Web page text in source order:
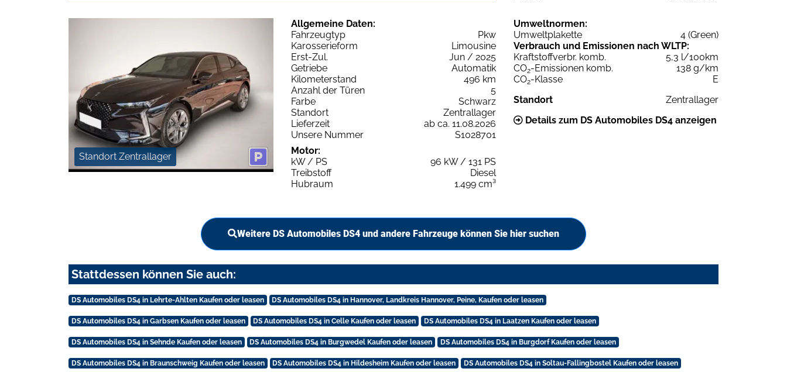
Standort Zentrallager
Allgemeine Daten:
Fahrzeugtyp
Pkw
Karosserieform
Limousine
Erst-Zul.
Jun / 2025
Getriebe
Automatik
Kilometerstand
496 km
Anzahl der Türen
5
Farbe
Schwarz
Standort
Zentrallager
Lieferzeit
ab ca. 11.08.2026
Unsere Nummer
S1028701
Motor:
kW / PS
96 kW / 131 PS
Treibstoff
Diesel
Hubraum
1.499 cm³
Umweltnormen:
Umweltplakette
4 (Green)
Verbrauch und Emissionen nach WLTP:
Kraftstoffverbr. komb.
5,3 l/100km
CO2-Emissionen komb.
138 g/km
CO2-Klasse
E
Standort
Zentrallager
Details zum DS Automobiles DS4 anzeigen
Weitere DS Automobiles DS4 und andere Fahrzeuge können Sie hier suchen
Stattdessen können Sie auch:
DS Automobiles DS4 in Lehrte-Ahlten Kaufen oder leasen DS Automobiles DS4 in Hannover, Landkreis Hannover, Peine, Kaufen oder leasen
DS Automobiles DS4 in Garbsen Kaufen oder leasen DS Automobiles DS4 in Celle Kaufen oder leasen DS Automobiles DS4 in Laatzen Kaufen oder leasen
DS Automobiles DS4 in Sehnde Kaufen oder leasen DS Automobiles DS4 in Burgwedel Kaufen oder leasen DS Automobiles DS4 in Burgdorf Kaufen oder leasen
DS Automobiles DS4 in Braunschweig Kaufen oder leasen DS Automobiles DS4 in Hildesheim Kaufen oder leasen DS Automobiles DS4 in Soltau-Fallingbostel Kaufen oder leasen